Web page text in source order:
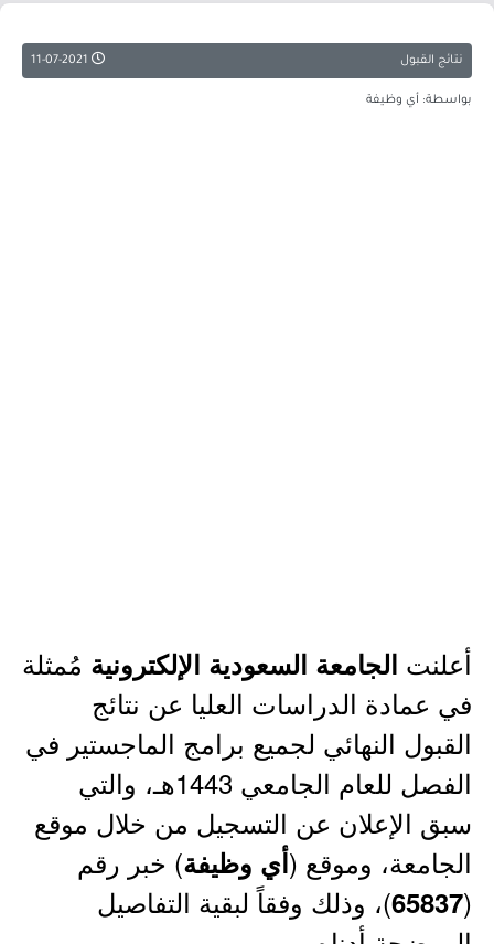
نتائج القبول
بواسطة: أي وظيفة
أعلنت الجامعة السعودية الإلكترونية مُمثلة
في عمادة الدراسات العليا عن نتائج
القبول النهائي لجميع برامج الماجستير في
الفصل للعام الجامعي 1443هـ، والتي
سبق الإعلان عن التسجيل من خلال موقع
الجامعة، وموقع (أي وظيفة) خبر رقم
(
65837)، وذلك وفقاً لبقية التفاصيل